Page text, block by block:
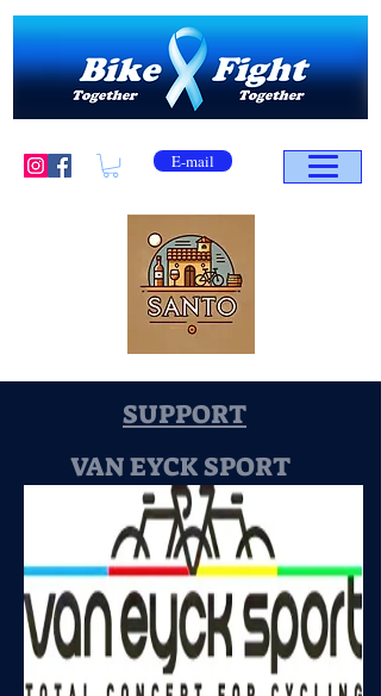
E-mail
SUPPORT
VAN EYCK SPORT